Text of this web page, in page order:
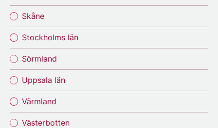
Skåne
Stockholms län
Sörmland
Uppsala län
Värmland
Västerbotten